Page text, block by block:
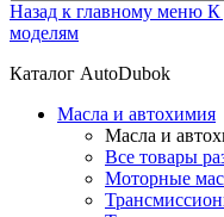
Назад к главному меню К
моделям
Каталог AutoDubok
Масла и автохимия
Масла и
Все товары
Моторные